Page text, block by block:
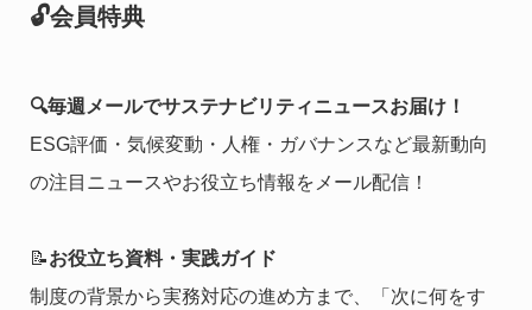
🔓会員特典
🔍毎週メールでサステナビリティニュースお届け！
ESG評価・気候変動・人権・ガバナンスなど最新動向
の注目ニュースやお役立ち情報をメール配信！
📝お役立ち資料・実践ガイド
制度の背景から実務対応の進め方まで、「次に何をす